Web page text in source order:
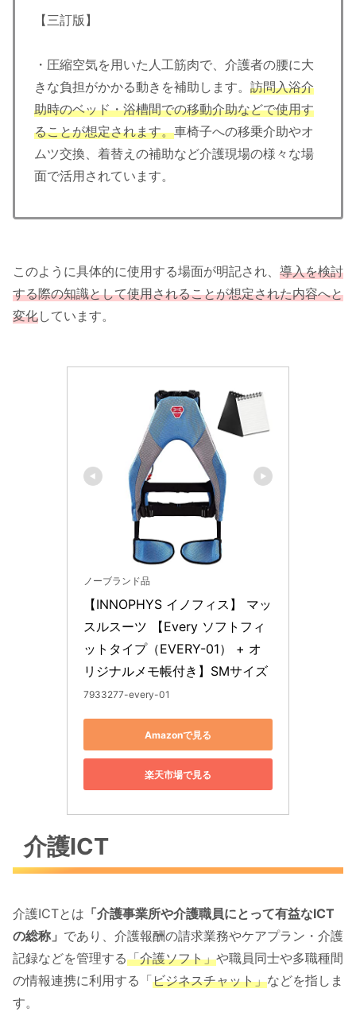
【三訂版】
・圧縮空気を用いた人工筋肉で、介護者の腰に大
きな負担がかかる動きを補助します。 訪問入浴介
助時のベッド・浴槽間での移動介助などで使用す
ることが想定されます。車椅子への移乗介助やオ
ムツ交換、着替えの補助など介護現場の様々な場
面で活用されています。
このように具体的に使用する場面が明記され、 導入を検討
する際の知識として使用されることが想定された内容へと
変化しています。
ノーブランド品
【INNOPHYS イノフィス】 マッ
スルスーツ 【Every ソフトフィ
ットタイプ（EVERY-01） + オ
リジナルメモ帳付き】SMサイズ
7933277-every-01
Amazonで見る
楽天市場で見る
介護ICT
介護ICTとは 「介護事業所や介護職員にとって有益なICT
の総称」 であり、介護報酬の請求業務やケアプラン・介護
記録などを管理する「介護ソフト」や職員同士や多職種間
の情報連携に利用する「ビジネスチャット」などを指しま
す。